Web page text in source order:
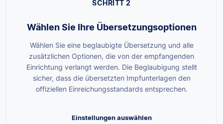
SCHRITT 2
Wählen Sie Ihre Übersetzungsoptionen
Wählen Sie eine beglaubigte Übersetzung und alle
zusätzlichen Optionen, die von der empfangenden
Einrichtung verlangt werden. Die Beglaubigung stellt
sicher, dass die übersetzten Impfunterlagen den
offiziellen Einreichungsstandards entsprechen.
Einstellungen auswählen